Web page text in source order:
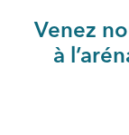
Venez
à